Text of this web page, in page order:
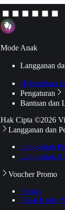
Mode Anak
Langganan
Hubungkan
Pengaturan
Bantuan dan
Hak Cipta ©2026
Langganan dan
Langganan
Langganan
Voucher Promo
Promo
Pakai Kode